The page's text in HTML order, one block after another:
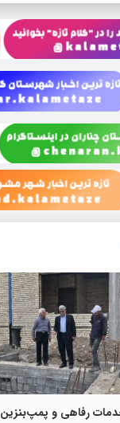
رفاهی و پمپ‌بنزین